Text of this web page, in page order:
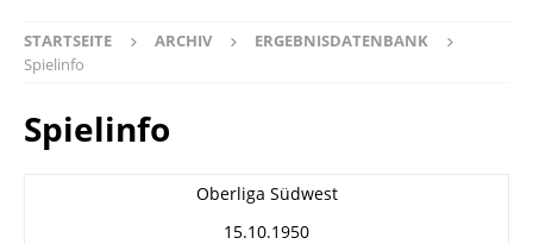
STARTSEITE ARCHIV
ERGEBNISDATENBANK
Spielinfo
Spielinfo
Oberliga Südwest
15.10.1950